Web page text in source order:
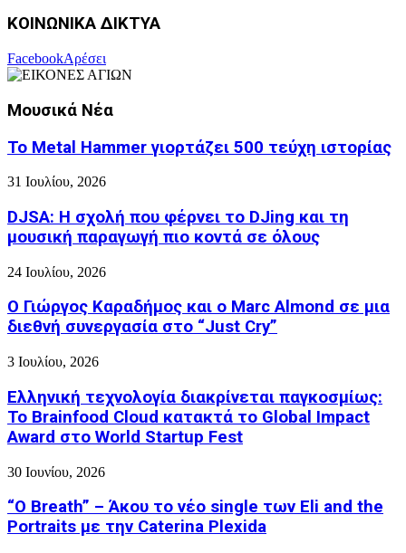
ΚΟΙΝΩΝΙΚΑ ΔΙΚΤΥΑ
FacebookΑρέσει
Μουσικά Νέα
Το Metal Hammer γιορτάζει 500 τεύχη ιστορίας
31 Ιουλίου, 2026
DJSA: Η σχολή που φέρνει το DJing και τη
μουσική παραγωγή πιο κοντά σε όλους
24 Ιουλίου, 2026
Ο Γιώργος Καραδήμος και ο Marc Almond σε μια
διεθνή συνεργασία στο “Just Cry”
3 Ιουλίου, 2026
Ελληνική τεχνολογία διακρίνεται παγκοσμίως:
Το Brainfood Cloud κατακτά το Global Impact
Award στο World Startup Fest
30 Ιουνίου, 2026
“O Breath” – Άκου το νέο single των Eli and the
Portraits με την Caterina Plexida